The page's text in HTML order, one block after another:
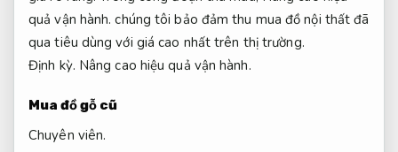
quả vận hành. chúng tôi bảo đảm thu mua đồ nội thất đã
qua tiêu dùng với giá cao nhất trên thị trường.
Định kỳ. Nâng cao hiệu quả vận hành.
Mua đồ gỗ cũ
Chuyên viên.